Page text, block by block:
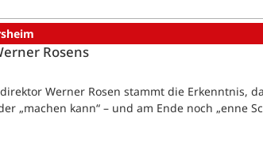
Rosens
Werner Rosen stammt die Erkenntnis,
„machen kann“ – und am Ende noch „enne